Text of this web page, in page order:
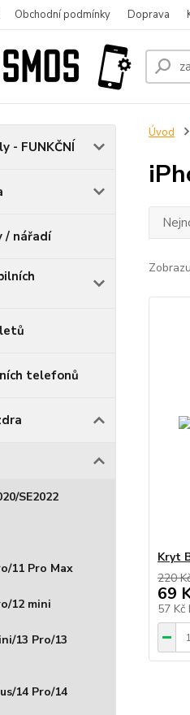
Obchodní podmínky Doprava
- FUNKČNÍ
/ nářadí
telefonů
SE2022
11 Pro Max
12 mini
13 Pro/13
14 Pro/14
Úvod
Kryt
220
69
57 Kč